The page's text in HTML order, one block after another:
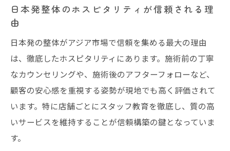
日本発整体のホスピタリティが信頼される理
由
日本発の整体がアジア市場で信頼を集める最大の理由
は、徹底したホスピタリティにあります。施術前の丁寧
なカウンセリングや、施術後のアフターフォローなど、
顧客の安心感を重視する姿勢が現地でも高く評価されて
います。特に店舗ごとにスタッフ教育を徹底し、質の高
いサービスを維持することが信頼構築の鍵となっていま
す。